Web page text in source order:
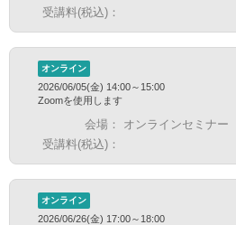
受講料(税込)：
オンライン
2026/06/05(金) 14:00～15:00
Zoomを使用します
会場：
オンラインセミナー
受講料(税込)：
オンライン
2026/06/26(金) 17:00～18:00